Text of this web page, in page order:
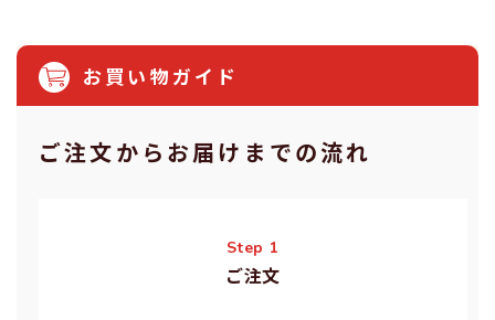
お買い物ガイド
ご注⽂からお届けまでの流れ
Step 1
ご注⽂